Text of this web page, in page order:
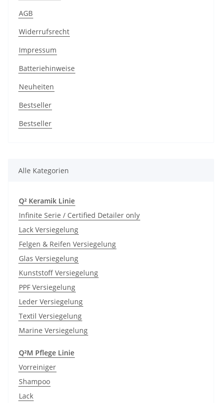
AGB
Widerrufsrecht
Impressum
Batteriehinweise
Neuheiten
Bestseller
Bestseller
Alle Kategorien
Q² Keramik Linie
Infinite Serie / Certified Detailer only
Lack Versiegelung
Felgen & Reifen Versiegelung
Glas Versiegelung
Kunststoff Versiegelung
PPF Versiegelung
Leder Versiegelung
Textil Versiegelung
Marine Versiegelung
Q²M Pflege Linie
Vorreiniger
Shampoo
Lack